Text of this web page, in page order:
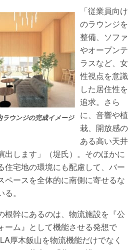
ウンジの完成イメージ
「従業員向け
のラウンジを
整備、ソファ
やオープンテ
ラスなど、女
性視点を意識
した居住性を
追求。さら
に、音響や植
栽、開放感の
ある高い天井
出します」（堤氏）。そのほかに
住宅地の環境にも配慮して、バー
ペースを全体的に南側に寄せるな
。
根幹にあるのは、物流施設を『公
ーム』として機能させる発想で
厚木飯山を物流機能だけでなく